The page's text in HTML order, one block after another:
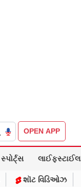
OPEN APP
સ્પોર્ટ્સ લાઈફસ્ટાઈલ
શૉટ વિડિઓઝ